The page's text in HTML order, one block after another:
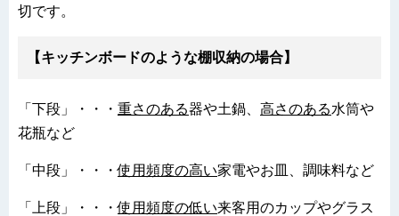
切です。
【キッチンボードのような棚収納の場合】
「下段」・・・ 重さのある器や土鍋、 高さのある水筒や
花瓶など
「中段」・・・使用頻度の高い家電やお皿、調味料など
「上段」・・・使用頻度の低い来客用のカップやグラス